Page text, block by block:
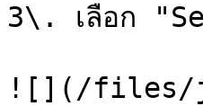
3\. เลือก
![](/files/